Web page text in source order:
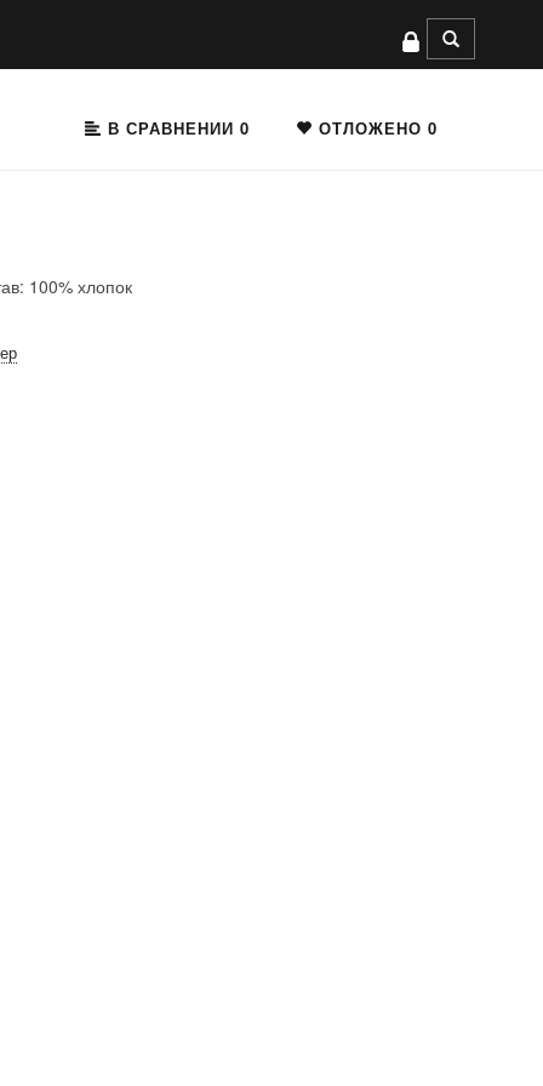
В СРАВНЕНИИ 0 ОТЛОЖЕНО 0
100% хлопок